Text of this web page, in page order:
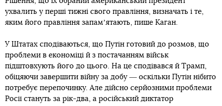
ухвалить у перші тижні свого правління, визначать і те,
яким його правління запамʼятають, пише Каган.
У Штатах сподіваються, що Путін готовий до розмов, що
проблеми в економіці й з постачанням військ
підштовхують його до цього. На це сподівався й Трамп,
обіцяючи завершити війну за добу ― оскільки Путін нібито
потребує перепочинку. Але дійсно серйозними проблеми
Росії стануть за рік-два, а російський диктатор